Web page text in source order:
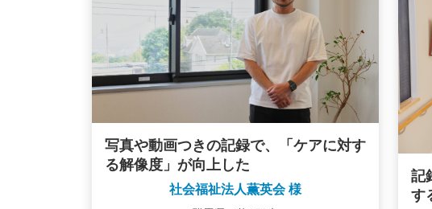
写真や動画つきの記録で、「ケアに対す
る解像度」が向上した
社会福祉法人薫英会 様
記
す